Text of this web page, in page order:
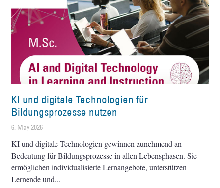
KI und digitale Technologien für
Bildungsprozesse nutzen
6. May 2026
KI und digitale Technologien gewinnen zunehmend an
Bedeutung für Bildungsprozesse in allen Lebensphasen. Sie
ermöglichen individualisierte Lernangebote, unterstützen
Lernende und